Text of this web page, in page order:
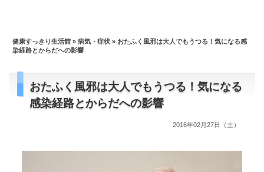
健康すっきり生活館 »病気・症状 » おたふく風邪は大人でもうつる！気になる感
染経路とからだへの影響
おたふく風邪は大人でもうつる！気になる
感染経路とからだへの影響
2016年02月27日（土）